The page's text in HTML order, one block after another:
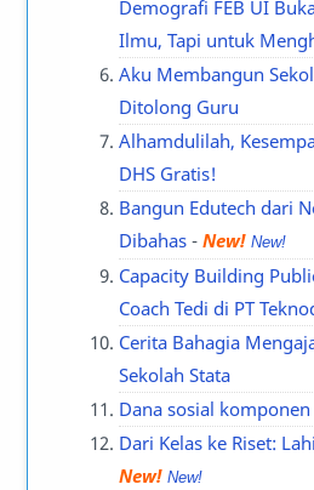
Demografi FEB UI
Ilmu, Tapi untuk
Aku Membangun
Ditolong Guru
Alhamdulilah,
DHS Gratis!
Bangun Edutech dari
Dibahas -New!
Capacity Building
Coach Tedi di PT
Cerita Bahagia
Sekolah Stata
Dana sosial
Dari Kelas ke Riset:
New!